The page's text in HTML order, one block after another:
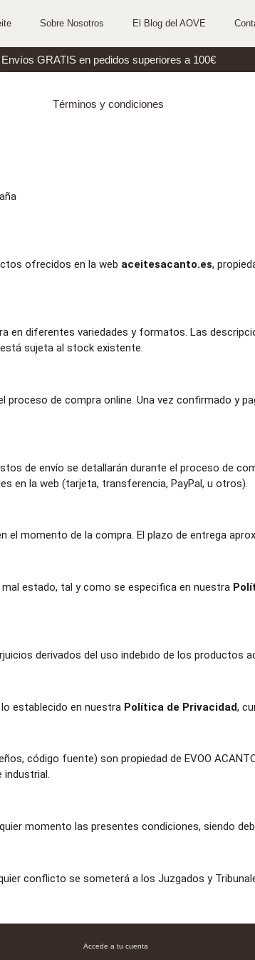
Sobre Nosotros El Blog del AOVE
Envíos GRATIS en pedidos superiores a 100€
Términos y condiciones
ofrecidos en la web aceitesacanto.es,
en diferentes variedades y formatos. Las
sujeta al stock existente.
de compra online. Una vez confirmado y
de envío se detallarán durante el proceso de
en la web (tarjeta, transferencia, PayPal, u otros).
el momento de la compra. El plazo de entrega
estado, tal y como se especifica en nuestra
derivados del uso indebido de los productos
establecido en nuestra Política de Privacidad,
código fuente) son propiedad de EVOO
industrial.
momento las presentes condiciones, siendo
conflicto se someterá a los Juzgados y
Accede a tu cuenta